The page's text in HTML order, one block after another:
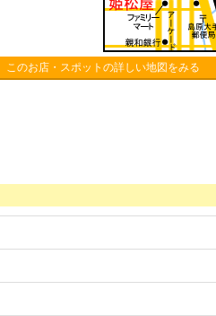
このお店・スポットの詳しい地図をみる